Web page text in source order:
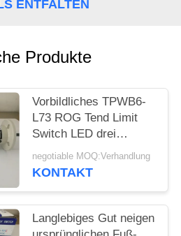
ENTFALTEN
Produkte
Vorbildliches TPWB6-
L73 ROG Tend Limit
Switch LED drei
Farblicht mit Summer
negotiable MOQ:Verhandlung
KONTAKT
Langlebiges Gut neigen